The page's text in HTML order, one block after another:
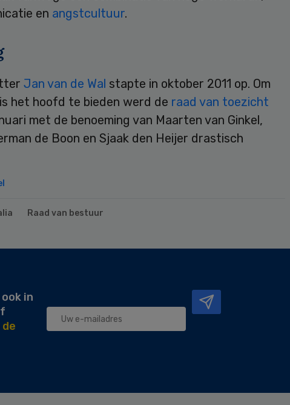
en angstcultuur.
Jan van de Wal stapte in oktober 2011 op. Om
het hoofd te bieden werd de raad van toezicht
met de benoeming van Maarten van Ginkel,
de Boon en Sjaak den Heijer drastisch
Raad van bestuur
in